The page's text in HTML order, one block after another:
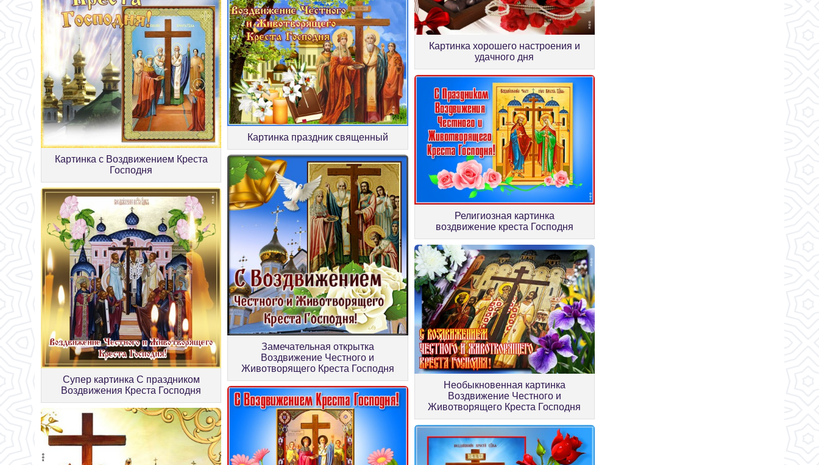
Картинка с Воздвижением Креста
Господня
Картинка праздник священный
Картинка хорошего настроения и
удачного дня
Супер картинка С праздником
Воздвижения Креста Господня
Замечательная открытка
Воздвижение Честного и
Животворящего Креста Господня
Религиозная картинка
воздвижение креста Господня
Необыкновенная картинка
Воздвижение Честного и
Животворящего Креста Господня